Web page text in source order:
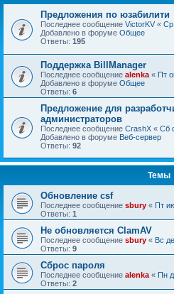
Предложения по юзабилити
Последнее сообщение VictorKV « Ср
Добавлено в форуме Общее
Ответы: 195
Поддержка BillManager
Последнее сообщение alenka « Пт
Добавлено в форуме Общее
Ответы: 6
Предложение для
администраторов
Последнее сообщение CrashX « Сб
Добавлено в форуме Веб-сервер
Ответы: 92
Темы
Обновление csf
Последнее сообщение sbury « Пт
Ответы: 1
Не обновляется ClamAV
Последнее сообщение sbury « Вс
Ответы: 9
Сброс пароля
Последнее сообщение alenka « Пн
Ответы: 2